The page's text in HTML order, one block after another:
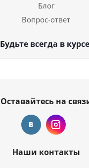
Блог
Вопрос-ответ
Будьте всегда в
Оставайтесь на
Наши контакты